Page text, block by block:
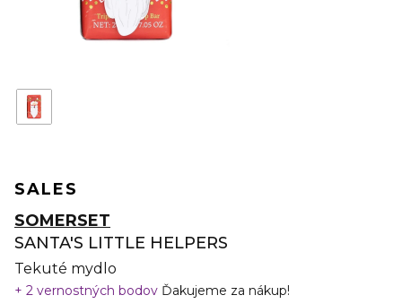
SALES
SOMERSET
SANTA'S LITTLE HELPERS
Tekuté mydlo
2 vernostných bodov Ďakujeme za nákup!